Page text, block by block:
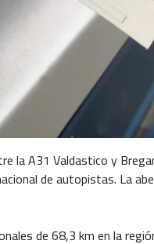
la A31 Valdastico y
de autopistas. La
de 68,3 km en la